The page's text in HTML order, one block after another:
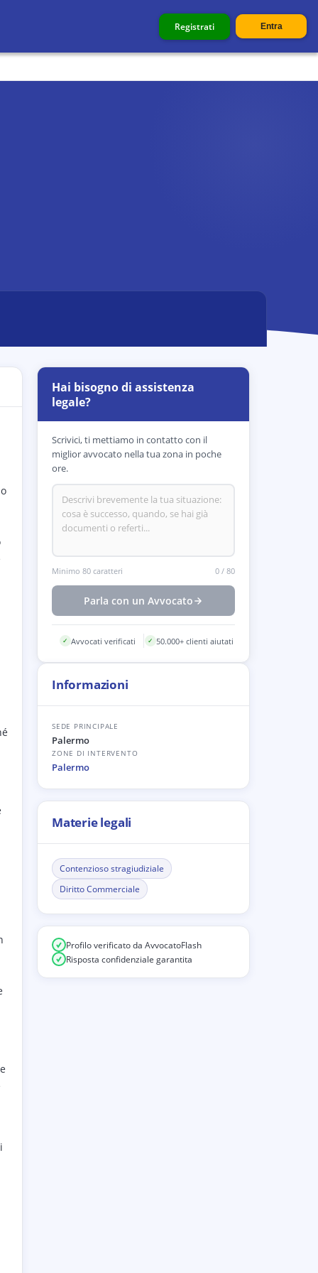
Registrati Entra
Hai bisogno di assistenza
legale?
Scrivici, ti mettiamo in contatto con il
miglior avvocato nella tua zona in poche
ore.
Minimo 80 caratteri 0 / 80
Parla con un Avvocato
✓ Avvocati verificati ✓ 50.000+ clienti aiutati
Informazioni
SEDE PRINCIPALE
Palermo
ZONE DI INTERVENTO
Palermo
Materie legali
Contenzioso stragiudiziale
Diritto Commerciale
Profilo verificato da AvvocatoFlash
Risposta confidenziale garantita